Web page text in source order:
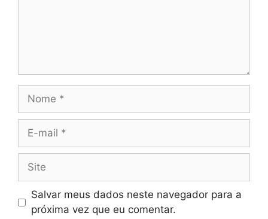
Nome
Site
Salvar meus dados neste navegador para a
próxima vez que eu comentar.